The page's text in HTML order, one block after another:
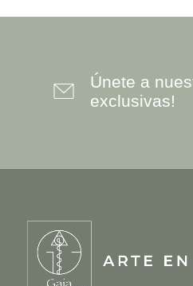
Únete a
exclusivas!